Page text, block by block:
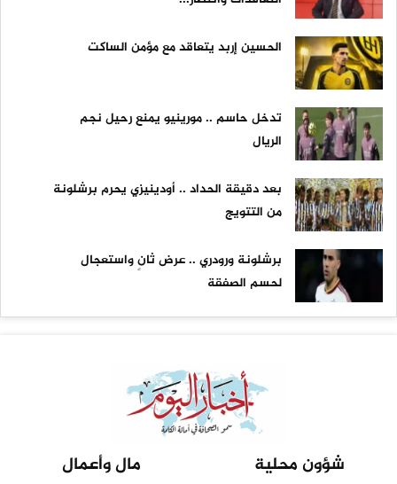
الحسين إربد يتعاقد مع مؤمن الساكت
تدخل حاسم .. مورينيو يمنع رحيل نجم
الريال
بعد دقيقة الحداد .. أودينيزي يحرم برشلونة
من التتويج
برشلونة ورودري .. عرض ثانٍ واستعجال
لحسم الصفقة
شؤون محلية
مال وأعمال